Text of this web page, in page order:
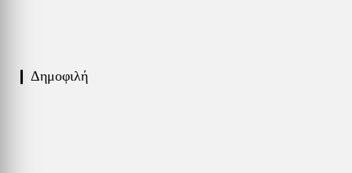
❙ Δημοφιλή